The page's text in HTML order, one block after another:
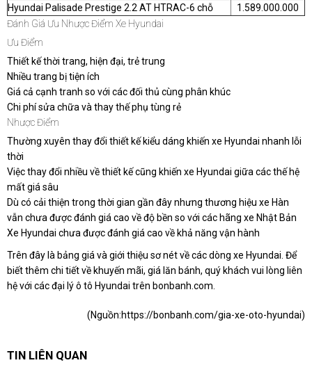
Hyundai Palisade Prestige 2.2 AT HTRAC-6 chỗ
1.589.000.000
Đánh Giá Ưu Nhược Điểm Xe Hyundai
Ưu Điểm
Thiết kế thời trang, hiện đại, trẻ trung
Nhiều trang bị tiện ích
Giá cả cạnh tranh so với các đối thủ cùng phân khúc
Chi phí sửa chữa và thay thế phụ tùng rẻ
Nhược Điểm
Thường xuyên thay đổi thiết kế kiểu dáng khiến xe Hyundai nhanh lỗi
thời
Việc thay đổi nhiều về thiết kế cũng khiến xe Hyundai giữa các thế hệ
mất giá sâu
Dù có cải thiện trong thời gian gần đây nhưng thương hiệu xe Hàn
vẫn chưa được đánh giá cao về độ bền so với các hãng xe Nhật Bản
Xe Hyundai chưa được đánh giá cao về khả năng vận hành
Trên đây là bảng giá và giới thiệu sơ nét về các dòng xe Hyundai. Để
biết thêm chi tiết về khuyến mãi, giá lăn bánh, quý khách vui lòng liên
hệ với các đại lý ô tô Hyundai trên bonbanh.com.
(Nguồn:https://bonbanh.com/gia-xe-oto-hyundai)
TIN LIÊN QUAN